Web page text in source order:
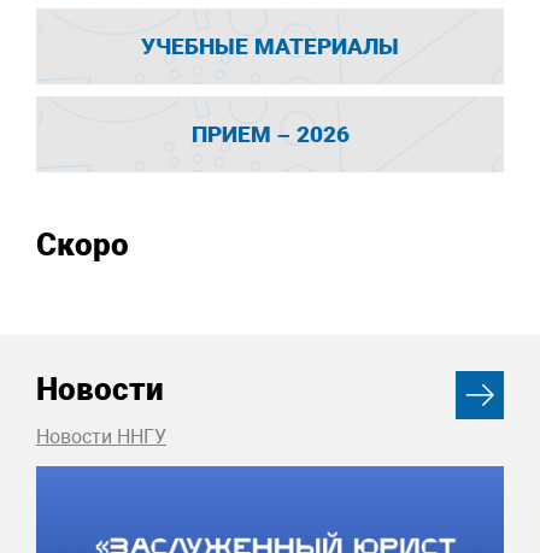
УЧЕБНЫЕ МАТЕРИАЛЫ
ПРИЕМ – 2026
Скоро
Новости
Новости ННГУ